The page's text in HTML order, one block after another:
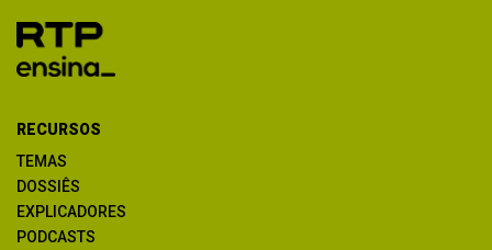
RECURSOS
TEMAS
DOSSIÊS
EXPLICADORES
PODCASTS